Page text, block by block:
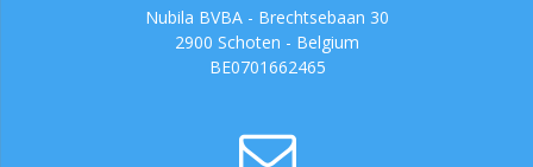
Nubila BVBA - Brechtsebaan 30
2900 Schoten - Belgium
BE0701662465